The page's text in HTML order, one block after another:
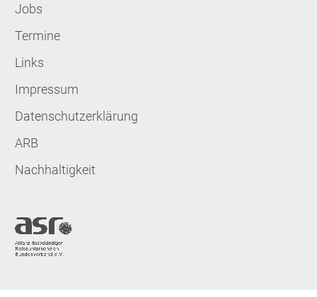
Jobs
Termine
Links
Impressum
Datenschutzerklärung
ARB
Nachhaltigkeit